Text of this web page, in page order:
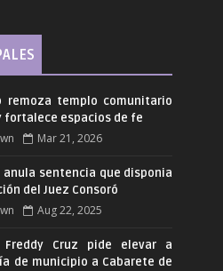
remoza templo comunitario
fortalece espacios de fe
Mar 21, 2026
anula sentencia que disponia
del Juez Consoró
Aug 22, 2025
Freddy Cruz pide elevar a
de municipio a Cabarete de